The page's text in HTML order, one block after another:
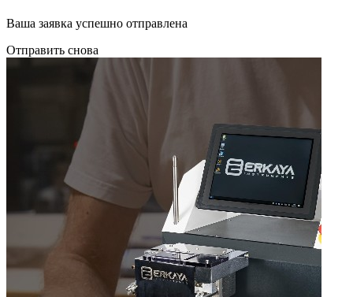
Ваша заявка успешно отправлена
Отправить снова